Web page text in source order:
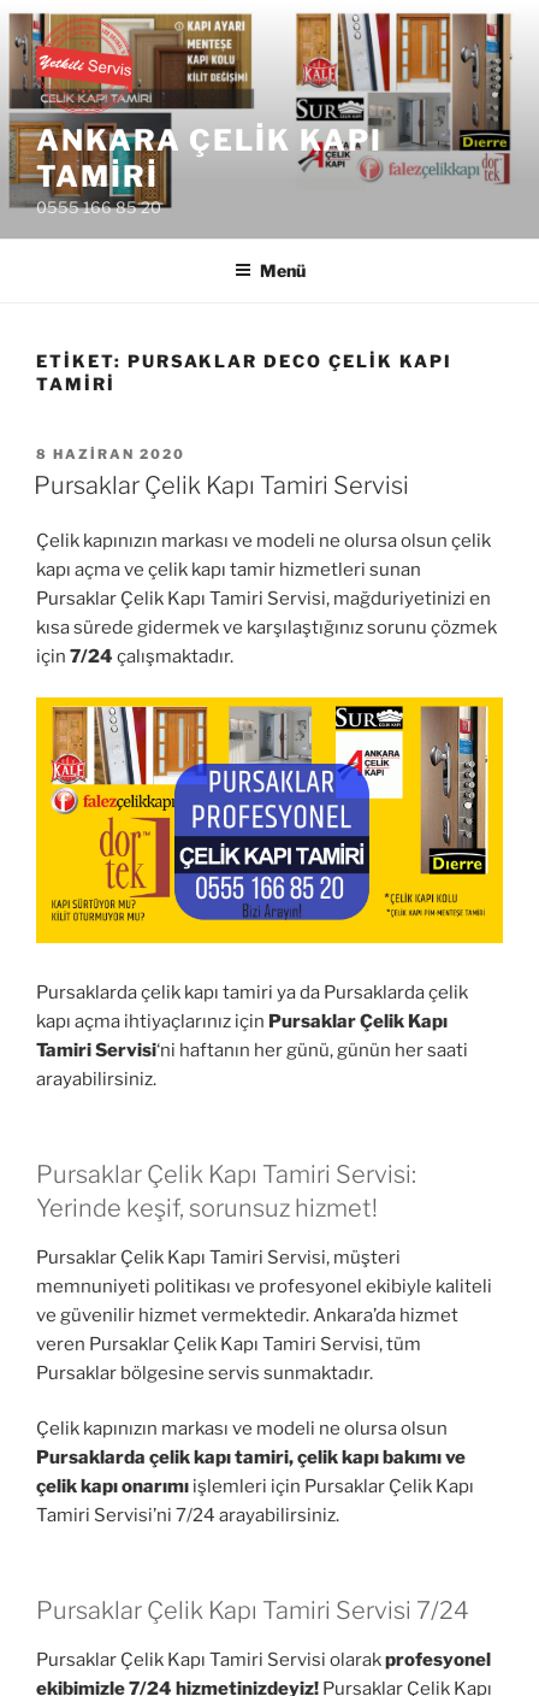
İçeriğe
geç
ANKARA ÇELIK KAPI
TAMIRI
0555 166 85 20
Menü
ETIKET: PURSAKLAR DECO ÇELIK KAPI
TAMIRI
YAYIM
TARIHI
8 HAZIRAN 2020
Pursaklar Çelik Kapı Tamiri Servisi
Çelik kapınızın markası ve modeli ne olursa olsun çelik
kapı açma ve çelik kapı tamir hizmetleri sunan
Pursaklar Çelik Kapı Tamiri Servisi, mağduriyetinizi en
kısa sürede gidermek ve karşılaştığınız sorunu çözmek
için 7/24 çalışmaktadır.
Pursaklarda çelik kapı tamiri ya da Pursaklarda çelik
kapı açma ihtiyaçlarınız için Pursaklar Çelik Kapı
Tamiri Servisi‘ni haftanın her günü, günün her saati
arayabilirsiniz.
Pursaklar Çelik Kapı Tamiri Servisi:
Yerinde keşif, sorunsuz hizmet!
Pursaklar Çelik Kapı Tamiri Servisi, müşteri
memnuniyeti politikası ve profesyonel ekibiyle kaliteli
ve güvenilir hizmet vermektedir. Ankara’da hizmet
veren Pursaklar Çelik Kapı Tamiri Servisi, tüm
Pursaklar bölgesine servis sunmaktadır.
Çelik kapınızın markası ve modeli ne olursa olsun
Pursaklarda çelik kapı tamiri, çelik kapı bakımı ve
çelik kapı onarımı işlemleri için Pursaklar Çelik Kapı
Tamiri Servisi’ni 7/24 arayabilirsiniz.
Pursaklar Çelik Kapı Tamiri Servisi 7/24
Pursaklar Çelik Kapı Tamiri Servisi olarakprofesyonel
ekibimizle 7/24 hizmetinizdeyiz! Pursaklar Çelik Kapı